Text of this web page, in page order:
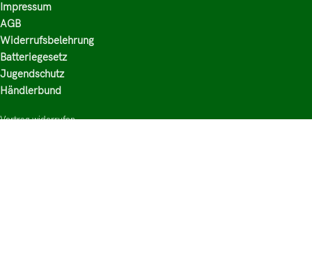
Impressum
AGB
Widerrufsbelehrung
Batteriegesetz
Jugendschutz
Händlerbund
Vertrag widerrufen